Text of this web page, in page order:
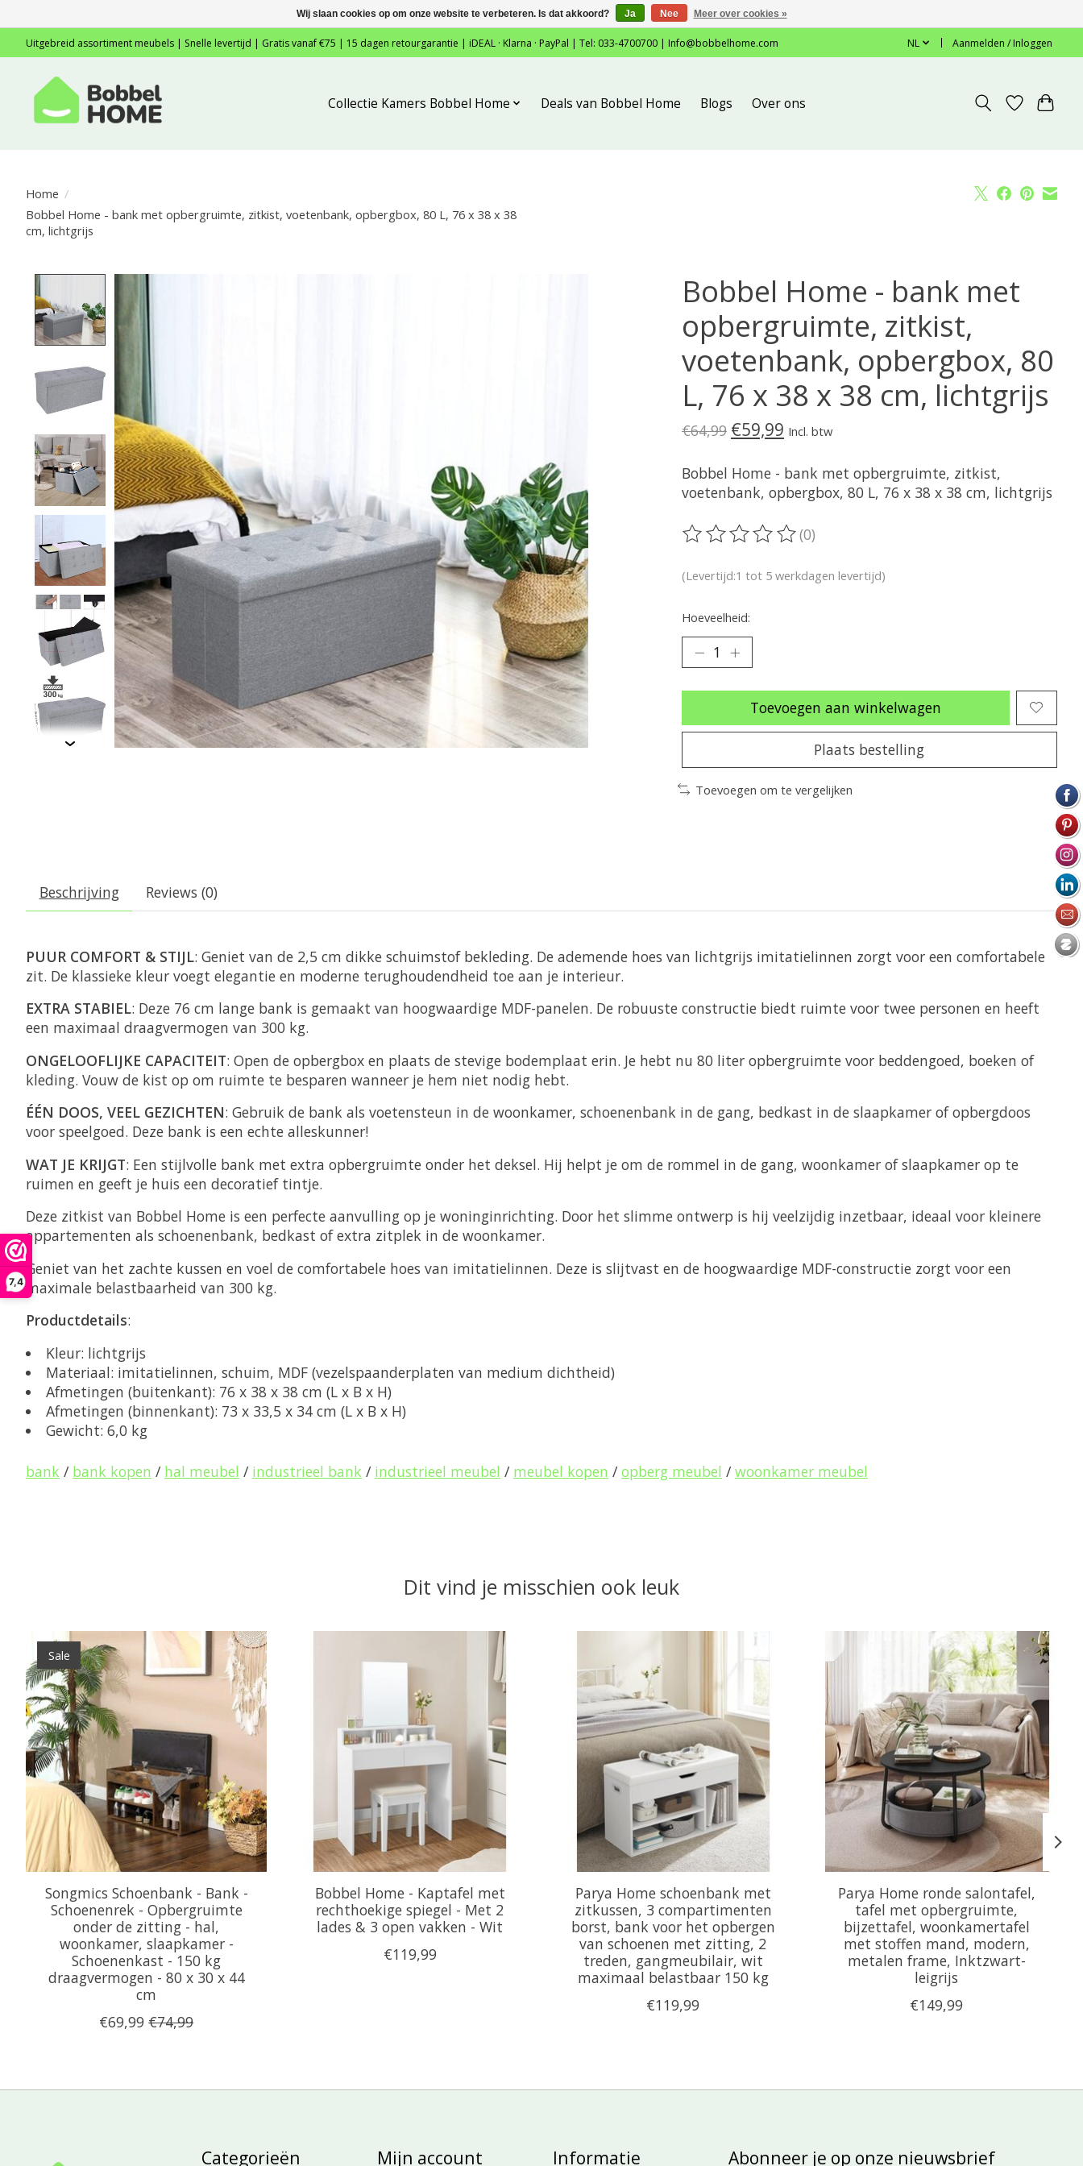
7,4
Uitgebreid assortiment meubels | Snelle levertijd | Gratis vanaf €75 | 15 dagen retourgarantie | iDEAL · Klarna · PayPal | Tel: 033-4700700 | Info@bobbelhome.com NL Aanmelden / Inloggen
Collectie Kamers Bobbel Home Deals van Bobbel Home Blogs Over ons
Home /
Bobbel Home - bank met opbergruimte, zitkist, voetenbank, opbergbox, 80 L, 76 x 38 x 38
cm, lichtgrijs
Product image slideshow Items
Bobbel Home - bank met
opbergruimte, zitkist,
voetenbank, opbergbox, 80
L, 76 x 38 x 38 cm, lichtgrijs
€64,99 €59,99 Incl. btw
Bobbel Home - bank met opbergruimte, zitkist,
voetenbank, opbergbox, 80 L, 76 x 38 x 38 cm, lichtgrijs
De beoordeling van dit product is
(0)
(Levertijd:1 tot 5 werkdagen levertijd)
Hoeveelheid:
Toevoegen aan winkelwagen
Plaats bestelling
Toevoegen om te vergelijken
Beschrijving Reviews (0)
PUUR COMFORT & STIJL: Geniet van de 2,5 cm dikke schuimstof bekleding. De ademende hoes van lichtgrijs imitatielinnen zorgt voor een comfortabele
zit. De klassieke kleur voegt elegantie en moderne terughoudendheid toe aan je interieur.
EXTRA STABIEL: Deze 76 cm lange bank is gemaakt van hoogwaardige MDF-panelen. De robuuste constructie biedt ruimte voor twee personen en heeft
een maximaal draagvermogen van 300 kg.
ONGELOOFLIJKE CAPACITEIT: Open de opbergbox en plaats de stevige bodemplaat erin. Je hebt nu 80 liter opbergruimte voor beddengoed, boeken of
kleding. Vouw de kist op om ruimte te besparen wanneer je hem niet nodig hebt.
ÉÉN DOOS, VEEL GEZICHTEN: Gebruik de bank als voetensteun in de woonkamer, schoenenbank in de gang, bedkast in de slaapkamer of opbergdoos
voor speelgoed. Deze bank is een echte alleskunner!
WAT JE KRIJGT: Een stijlvolle bank met extra opbergruimte onder het deksel. Hij helpt je om de rommel in de gang, woonkamer of slaapkamer op te
ruimen en geeft je huis een decoratief tintje.
Deze zitkist van Bobbel Home is een perfecte aanvulling op je woninginrichting. Door het slimme ontwerp is hij veelzijdig inzetbaar, ideaal voor kleinere
appartementen als schoenenbank, bedkast of extra zitplek in de woonkamer.
Geniet van het zachte kussen en voel de comfortabele hoes van imitatielinnen. Deze is slijtvast en de hoogwaardige MDF-constructie zorgt voor een
maximale belastbaarheid van 300 kg.
Productdetails:
Kleur: lichtgrijs
Materiaal: imitatielinnen, schuim, MDF (vezelspaanderplaten van medium dichtheid)
Afmetingen (buitenkant): 76 x 38 x 38 cm (L x B x H)
Afmetingen (binnenkant): 73 x 33,5 x 34 cm (L x B x H)
Gewicht: 6,0 kg
bank / bank kopen / hal meubel / industrieel bank / industrieel meubel / meubel kopen / opberg meubel / woonkamer meubel
Dit vind je misschien ook leuk
Items van productcarrousel
Sale
Songmics Schoenbank - Bank -
Schoenenrek - Opbergruimte
onder de zitting - hal,
woonkamer, slaapkamer -
Schoenenkast - 150 kg
draagvermogen - 80 x 30 x 44
cm
€69,99 €74,99
Bobbel Home - Kaptafel met
rechthoekige spiegel - Met 2
lades & 3 open vakken - Wit
€119,99
Parya Home schoenbank met
zitkussen, 3 compartimenten
borst, bank voor het opbergen
van schoenen met zitting, 2
treden, gangmeubilair, wit
maximaal belastbaar 150 kg
€119,99
Parya Home ronde salontafel,
tafel met opbergruimte,
bijzettafel, woonkamertafel
met stoffen mand, modern,
metalen frame, Inktzwart-
leigrijs
€149,99
Categorieën Mijn account Informatie Abonneer je op onze nieuwsbrief
Wij slaan cookies op om onze website te verbeteren. Is dat akkoord? Ja Nee Meer over cookies »